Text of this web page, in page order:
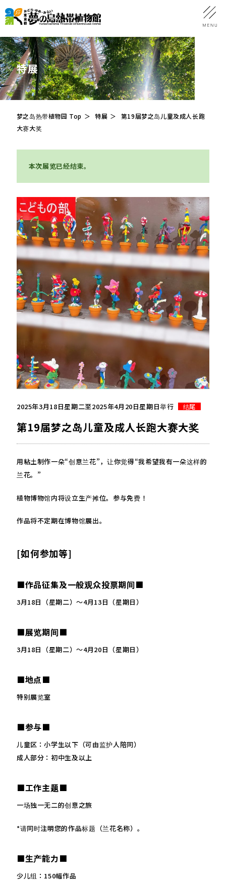
特展
梦之岛热带植物园 Top 特展
第19届梦之岛儿童及成人长跑
大赛大奖
本次展览已经结束。
2025年3月18日星期二至2025年4月20日星期日举行 结尾
第19届梦之岛儿童及成人长跑大赛大奖
用粘土制作一朵“创意兰花”，让你觉得“我希望我有一朵这样的
兰花。”
植物博物馆内将设立生产摊位。参与免费！
作品将不定期在博物馆展出。
[如何参加等]
■作品征集及一般观众投票期间■
3月18日（星期二）～4月13日（星期日）
■展览期间■
3月18日（星期二）～4月20日（星期日）
■地点■
特别展览室
■参与■
儿童区：小学生以下（可由监护人陪同）
成人部分：初中生及以上
■工作主题■
一场独一无二的创意之旅
*请同时注明您的作品标题（兰花名称）。
■生产能力■
少儿组：150幅作品